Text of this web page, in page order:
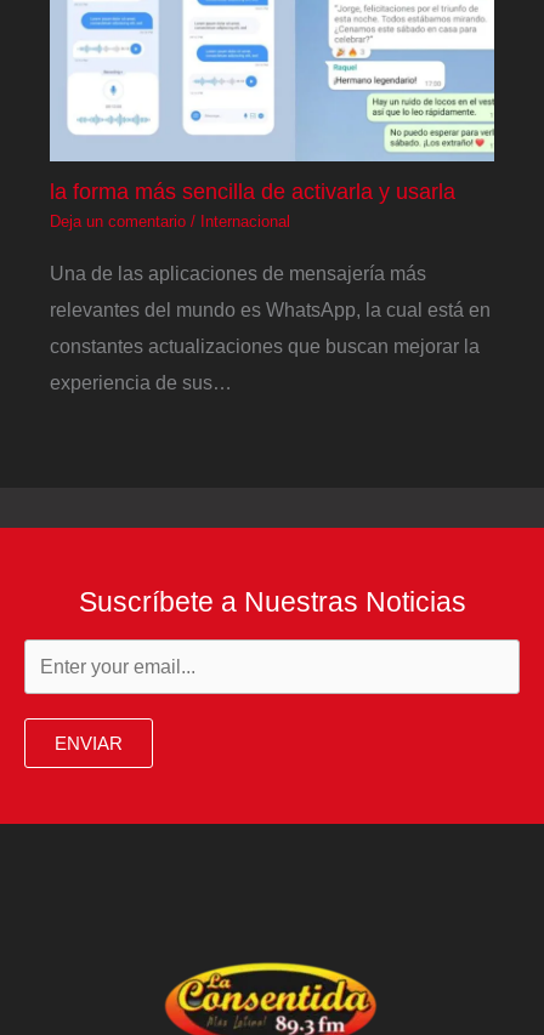
la forma más sencilla de activarla y usarla
Deja un comentario / Internacional
Una de las aplicaciones de mensajería más
relevantes del mundo es WhatsApp, la cual está en
constantes actualizaciones que buscan mejorar la
experiencia de sus…
Suscríbete a Nuestras Noticias
ENVIAR